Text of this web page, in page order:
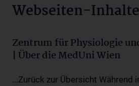
Webseiten-Inhalte
Zentrum für Physiologie
| Über die MedUni Wien
...Zurück zur Übersicht Während